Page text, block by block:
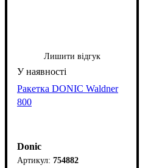
Лишити відгук
Ракетка DONIC Waldner
800
Donic
754882